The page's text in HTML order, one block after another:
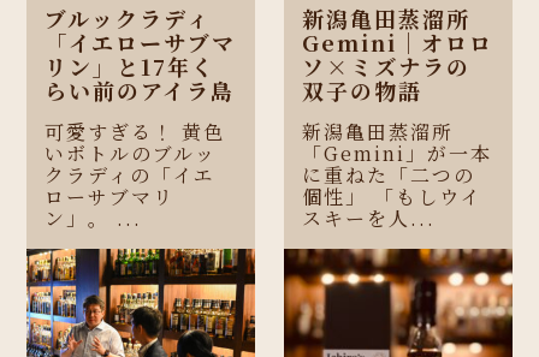
ブルックラディ
「イエローサブマ
リン」と17年く
らい前のアイラ島
可愛すぎる！ 黄色
いボトルのブルッ
クラディの「イエ
ローサブマリ
ン」。 ...
新潟亀田蒸溜所
Gemini｜オロロ
ソ×ミズナラの
双子の物語
新潟亀田蒸溜所
「Gemini」が一本
に重ねた「二つの
個性」 「もしウイ
スキーを人...